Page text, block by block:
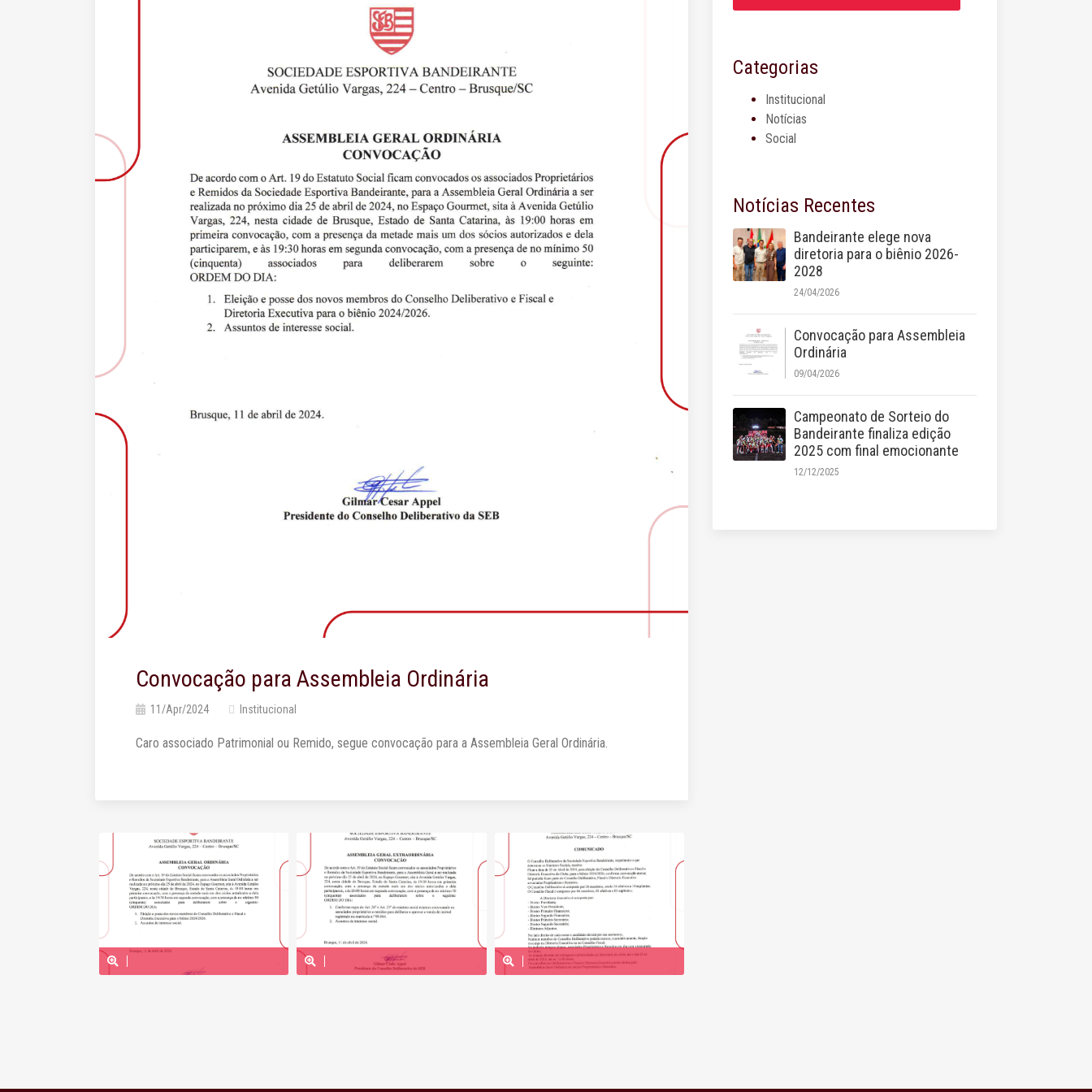
Convocação para Assembleia Ordinária
11/Apr/2024 Institucional
Caro associado Patrimonial ou Remido, segue convocação para a Assembleia Geral Ordinária.
Categorias
Institucional
Notícias
Social
Notícias Recentes
Bandeirante elege nova
diretoria para o biênio 2026-
2028
24/04/2026
Convocação para Assembleia
Ordinária
09/04/2026
Campeonato de Sorteio do
Bandeirante finaliza edição
2025 com final emocionante
12/12/2025